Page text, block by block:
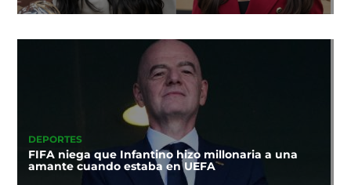
DEPORTES
FIFA niega que Infantino hizo millonaria a una
amante cuando estaba en UEFA